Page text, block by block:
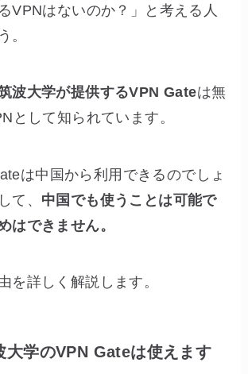
VPNはないのか？」と考える人
。
波大学が提供するVPN Gateは無
として知られています。
は中国から利用できるのでしょ
て、 中国でも使うことは可能で
はできません。
を詳しく解説します。
大学のVPN Gateは使えます